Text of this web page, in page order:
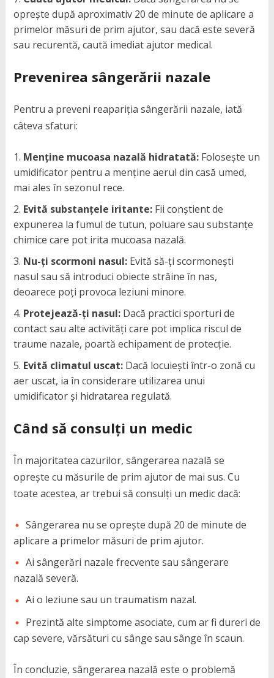
oprește după aproximativ 20 de minute de aplicare a
primelor măsuri de prim ajutor, sau dacă este severă
sau recurentă, caută imediat ajutor medical.
Prevenirea sângerării nazale
Pentru a preveni reapariția sângerării nazale, iată
câteva sfaturi:
Menține mucoasa nazală hidratată:Folosește un
umidificator pentru a menține aerul din casă umed,
mai ales în sezonul rece.
Evită substanțele iritante:Fii conștient de
expunerea la fumul de tutun, poluare sau substanțe
chimice care pot irita mucoasa nazală.
Nu-ți scormoni nasul:Evită să-ți scormonești
nasul sau să introduci obiecte străine în nas,
deoarece poți provoca leziuni minore.
Protejează-ți nasul:Dacă practici sporturi de
contact sau alte activități care pot implica riscul de
traume nazale, poartă echipament de protecție.
Evită climatul uscat:Dacă locuiești într-o zonă cu
aer uscat, ia în considerare utilizarea unui
umidificator și hidratarea regulată.
Când să consulți un medic
În majoritatea cazurilor, sângerarea nazală se
oprește cu măsurile de prim ajutor de mai sus. Cu
toate acestea, ar trebui să consulți un medic dacă:
Sângerarea nu se oprește după 20 de minute de
aplicare a primelor măsuri de prim ajutor.
Ai sângerări nazale frecvente sau sângerare
nazală severă.
Ai o leziune sau un traumatism nazal.
Prezintă alte simptome asociate, cum ar fi dureri de
cap severe, vărsături cu sânge sau sânge în scaun.
În concluzie, sângerarea nazală este o problemă